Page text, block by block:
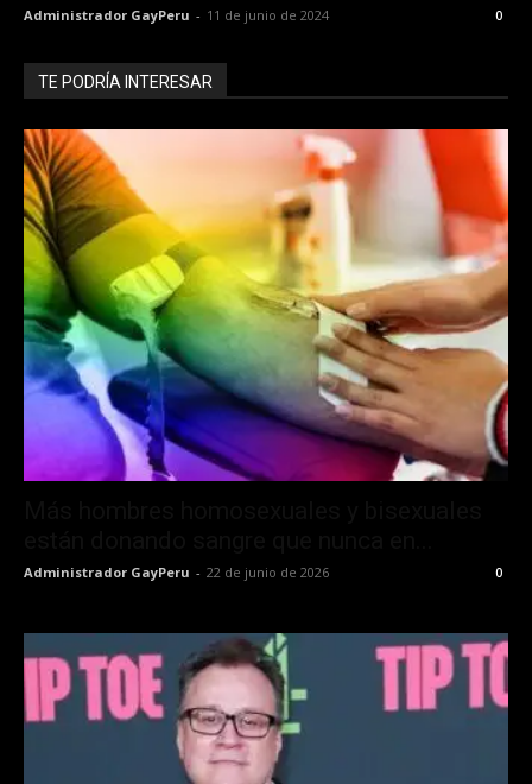
Administrador GayPeru - 11 de junio de 2024 0
TE PODRÍA INTERESAR
Administrador GayPeru - 22 de junio de 2026 0